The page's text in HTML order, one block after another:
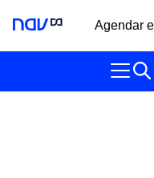
Agendar